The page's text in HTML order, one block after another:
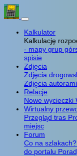
Kalkulator
Kalkulację
- mapy grup
spisie
Zdjęcia
Zdjęcia
Zdjęcia autorami
Relacje
Nowe wycieczki
Wirtualny
Przegląd tras
miejsc
Forum
Co na szlakach?
do portalu